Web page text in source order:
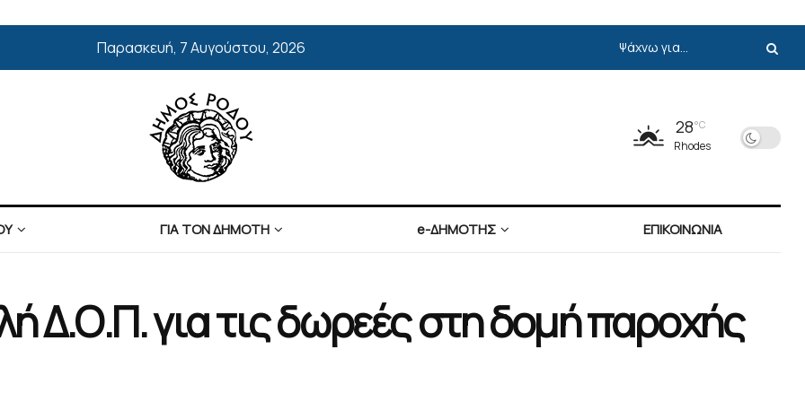
Παρασκευή, 7 Αυγούστου, 2026
28°C
Rhodes
ΓΙΑ ΤΟΝ ΔΗΜΟΤΗ e-ΔΗΜΟΤΗΣ ΕΠΙΚΟΙΝΩΝΙΑ
Δ.Ο.Π. για τις δωρεές στη δομή παροχής